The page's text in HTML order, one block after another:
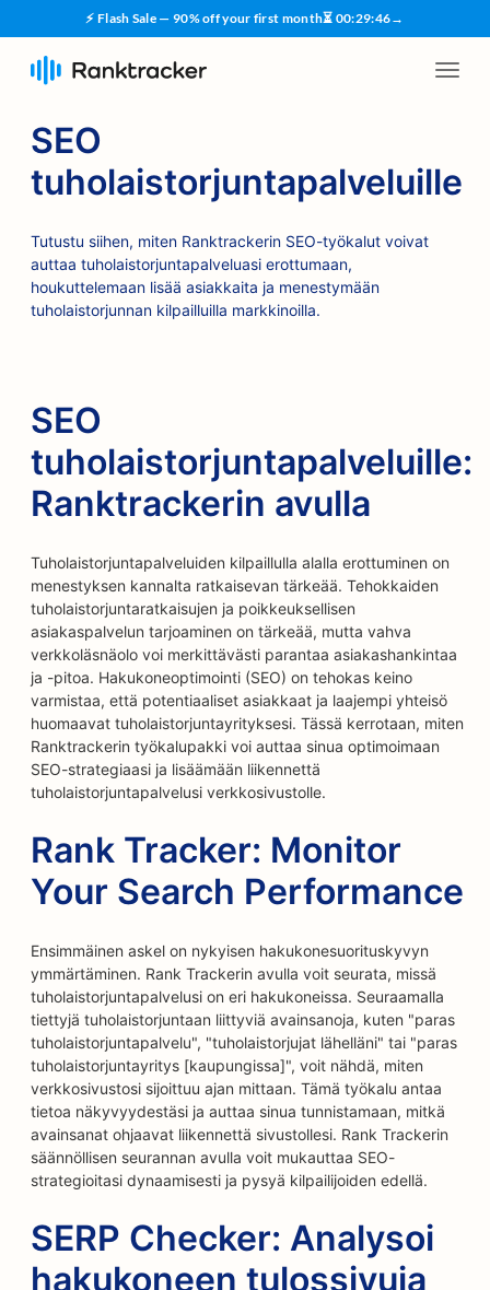
⚡ Flash Sale — 90% off your first month⏳ 00:29:45→
SEO
tuholaistorjuntapalveluille
Tutustu siihen, miten Ranktrackerin SEO-työkalut voivat
auttaa tuholaistorjuntapalveluasi erottumaan,
houkuttelemaan lisää asiakkaita ja menestymään
tuholaistorjunnan kilpailluilla markkinoilla.
SEO
tuholaistorjuntapalveluille:
Ranktrackerin avulla
Tuholaistorjuntapalveluiden kilpaillulla alalla erottuminen on
menestyksen kannalta ratkaisevan tärkeää. Tehokkaiden
tuholaistorjuntaratkaisujen ja poikkeuksellisen
asiakaspalvelun tarjoaminen on tärkeää, mutta vahva
verkkoläsnäolo voi merkittävästi parantaa asiakashankintaa
ja -pitoa. Hakukoneoptimointi (SEO) on tehokas keino
varmistaa, että potentiaaliset asiakkaat ja laajempi yhteisö
huomaavat tuholaistorjuntayrityksesi. Tässä kerrotaan, miten
Ranktrackerin työkalupakki voi auttaa sinua optimoimaan
SEO-strategiaasi ja lisäämään liikennettä
tuholaistorjuntapalvelusi verkkosivustolle.
Rank Tracker: Monitor
Your Search Performance
Ensimmäinen askel on nykyisen hakukonesuorituskyvyn
ymmärtäminen. Rank Trackerin avulla voit seurata, missä
tuholaistorjuntapalvelusi on eri hakukoneissa. Seuraamalla
tiettyjä tuholaistorjuntaan liittyviä avainsanoja, kuten "paras
tuholaistorjuntapalvelu", "tuholaistorjujat lähelläni" tai "paras
tuholaistorjuntayritys [kaupungissa]", voit nähdä, miten
verkkosivustosi sijoittuu ajan mittaan. Tämä työkalu antaa
tietoa näkyvyydestäsi ja auttaa sinua tunnistamaan, mitkä
avainsanat ohjaavat liikennettä sivustollesi. Rank Trackerin
säännöllisen seurannan avulla voit mukauttaa SEO-
strategioitasi dynaamisesti ja pysyä kilpailijoiden edellä.
SERP Checker: Analysoi
hakukoneen tulossivuja